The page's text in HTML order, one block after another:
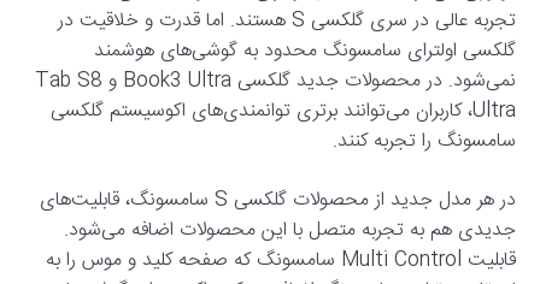
تجربه عالی در سری گلکسی S هستند. اما قدرت و خلاقیت در
گلکسی اولترای سامسونگ محدود به گوشی‌های هوشمند
نمی‌شود. در محصولات جدید گلکسی Book3 Ultra و Tab S8
Ultra، کاربران می‌توانند برتری توانمندی‌های اکوسیستم گلکسی
سامسونگ را تجربه کنند.
در هر مدل‌ جدید از محصولات گلکسی S سامسونگ، قابلیت‌های
جدیدی هم به تجربه متصل با این محصولات اضافه می‌شود.
قابلیت Multi Control سامسونگ که صفحه کلید و موس را به